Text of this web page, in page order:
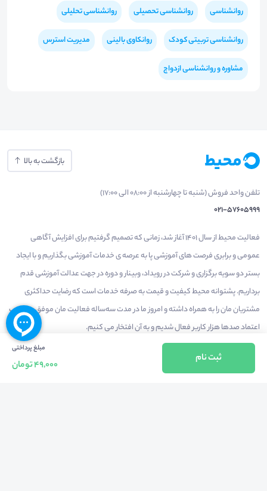
روانشناسی روانشناسی تحصیلی روانشناسی تحلیلی
روانشناسی تربیتی کودک روانکاوی بالینی مدیریت استرس
مشاوره و روانشناسی ازدواج
مبلغ پرداختی
49,000 تومان
ثبت نام
بازگشت به بالا
تلفن واحد فروش (شنبه تا چهارشنبه از 08:00 الی 17:00)
021-57605999
فعالیت محیط از سال 1401 آغاز شد، زمانی که تصمیم گرفتیم برای افزایش آگاهی
عمومی و برابری فرصت های آموزشی پا به عرصه ی خدمات آموزشی بگذاریم و با ایجاد
بستر دو سویه برگزاری و شرکت در رویداد، وبینار و دوره در جهت عدالت آموزشی قدم
برداریم. پشتوانه محیط کیفیت و قیمت به صرفه خدمات است که رضایت حداکثری
مشتریان مان را به همراه داشته و امروز ما در مدت سه‌ساله فعالیت مان موفق به کسب
اعتماد صدها هزار کاربر فعال شدیم و به آن افتخار می‌ کنیم.